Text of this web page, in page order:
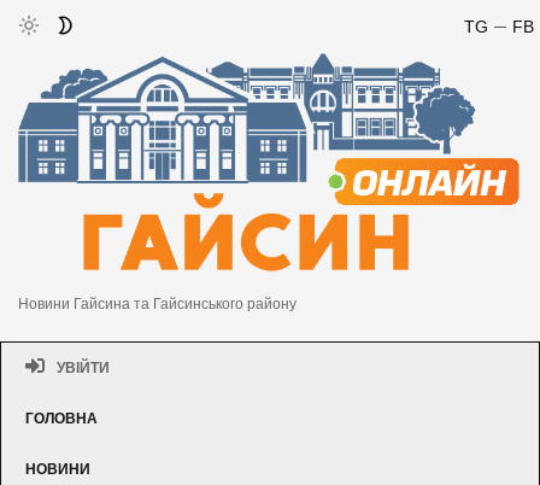
FB
TG
Новини Гайсина та Гайсинського району
УВІЙТИ
ГОЛОВНА
НОВИНИ